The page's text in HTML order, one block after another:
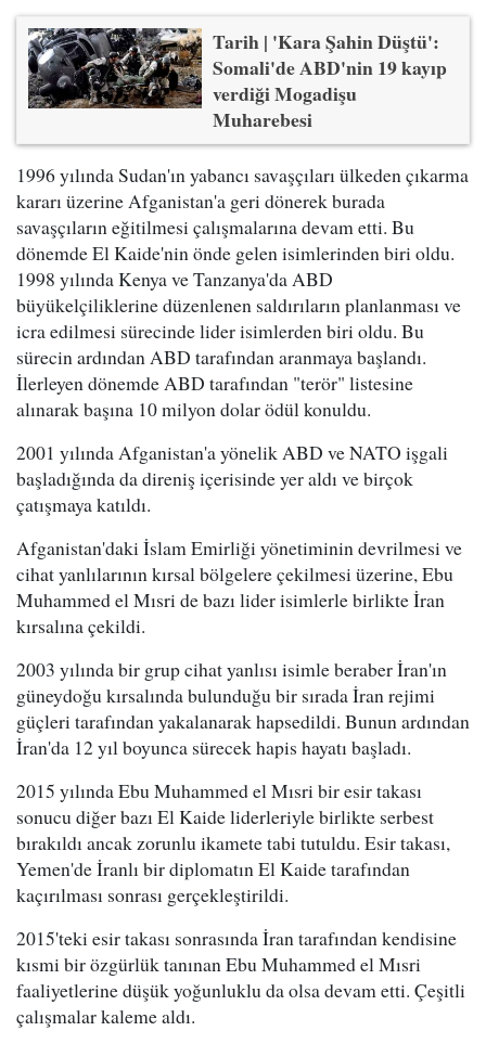
Tarih | 'Kara Şahin Düştü':
Somali'de ABD'nin 19 kayıp
verdiği Mogadişu
Muharebesi
1996 yılında Sudan'ın yabancı savaşçıları ülkeden çıkarma
kararı üzerine Afganistan'a geri dönerek burada
savaşçıların eğitilmesi çalışmalarına devam etti. Bu
dönemde El Kaide'nin önde gelen isimlerinden biri oldu.
1998 yılında Kenya ve Tanzanya'da ABD
büyükelçiliklerine düzenlenen saldırıların planlanması ve
icra edilmesi sürecinde lider isimlerden biri oldu. Bu
sürecin ardından ABD tarafından aranmaya başlandı.
İlerleyen dönemde ABD tarafından "terör" listesine
alınarak başına 10 milyon dolar ödül konuldu.
2001 yılında Afganistan'a yönelik ABD ve NATO işgali
başladığında da direniş içerisinde yer aldı ve birçok
çatışmaya katıldı.
Afganistan'daki İslam Emirliği yönetiminin devrilmesi ve
cihat yanlılarının kırsal bölgelere çekilmesi üzerine, Ebu
Muhammed el Mısri de bazı lider isimlerle birlikte İran
kırsalına çekildi.
2003 yılında bir grup cihat yanlısı isimle beraber İran'ın
güneydoğu kırsalında bulunduğu bir sırada İran rejimi
güçleri tarafından yakalanarak hapsedildi. Bunun ardından
İran'da 12 yıl boyunca sürecek hapis hayatı başladı.
2015 yılında Ebu Muhammed el Mısri bir esir takası
sonucu diğer bazı El Kaide liderleriyle birlikte serbest
bırakıldı ancak zorunlu ikamete tabi tutuldu. Esir takası,
Yemen'de İranlı bir diplomatın El Kaide tarafından
kaçırılması sonrası gerçekleştirildi.
2015'teki esir takası sonrasında İran tarafından kendisine
kısmi bir özgürlük tanınan Ebu Muhammed el Mısri
faaliyetlerine düşük yoğunluklu da olsa devam etti. Çeşitli
çalışmalar kaleme aldı.